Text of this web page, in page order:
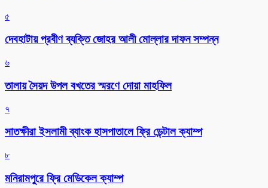
৫
দেবহাটায় প্রবীণ ব্যক্তি জোহর আলী মোল্লার দাফন সম্পন্ন
৬
তালায় সৈয়দ উপল বখতের স্মরণে দোয়া মাহফিল
৭
সাতক্ষীরা ইসলামী ব্যাংক হাসপাতালে ফ্রি ডেন্টাল ক্যাম্প
৮
মনিরামপুরে ফ্রি মেডিকেল ক্যাম্প